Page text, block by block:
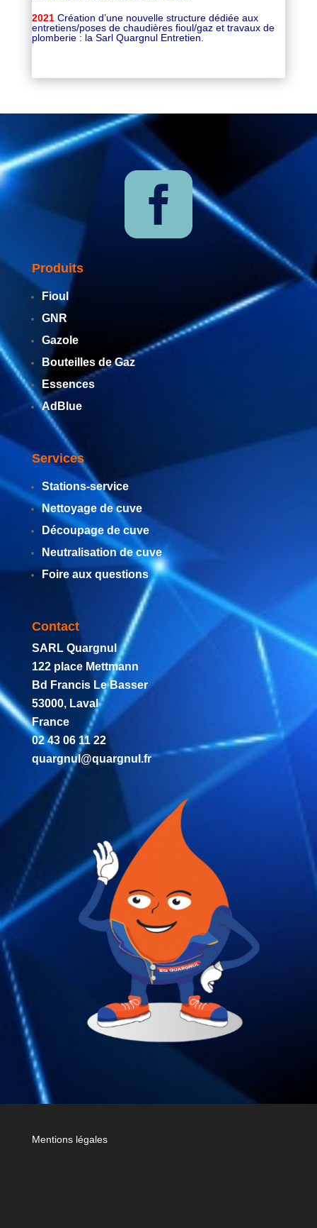
2021 Création d’une nouvelle structure dédiée aux
entretiens/poses de chaudières fioul/gaz et travaux de
plomberie : la Sarl Quargnul Entretien.

Produits
Fioul
GNR
Gazole
Bouteilles de Gaz
Essences
AdBlue
Services
Stations-service
Nettoyage de cuve
Découpage de cuve
Neutralisation de cuve
Foire aux questions
Contact
SARL Quargnul
122 place Mettmann
Bd Francis Le Basser
53000, Laval
France
02 43 06 11 22
quargnul@quargnul.fr
Mentions légales